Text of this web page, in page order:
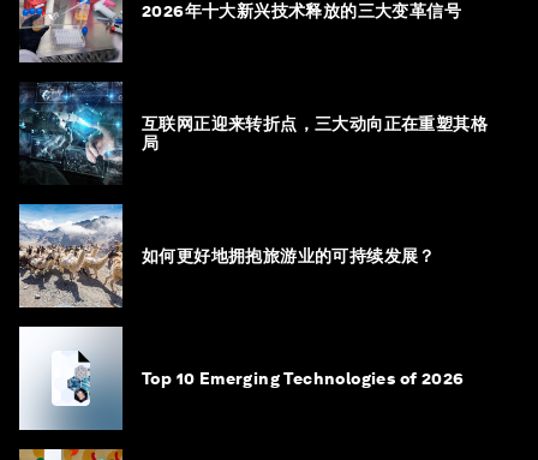
2026年十大新兴技术释放的三大变革信号
互联网正迎来转折点，三大动向正在重塑其格
局
如何更好地拥抱旅游业的可持续发展？
Top 10 Emerging Technologies of 2026